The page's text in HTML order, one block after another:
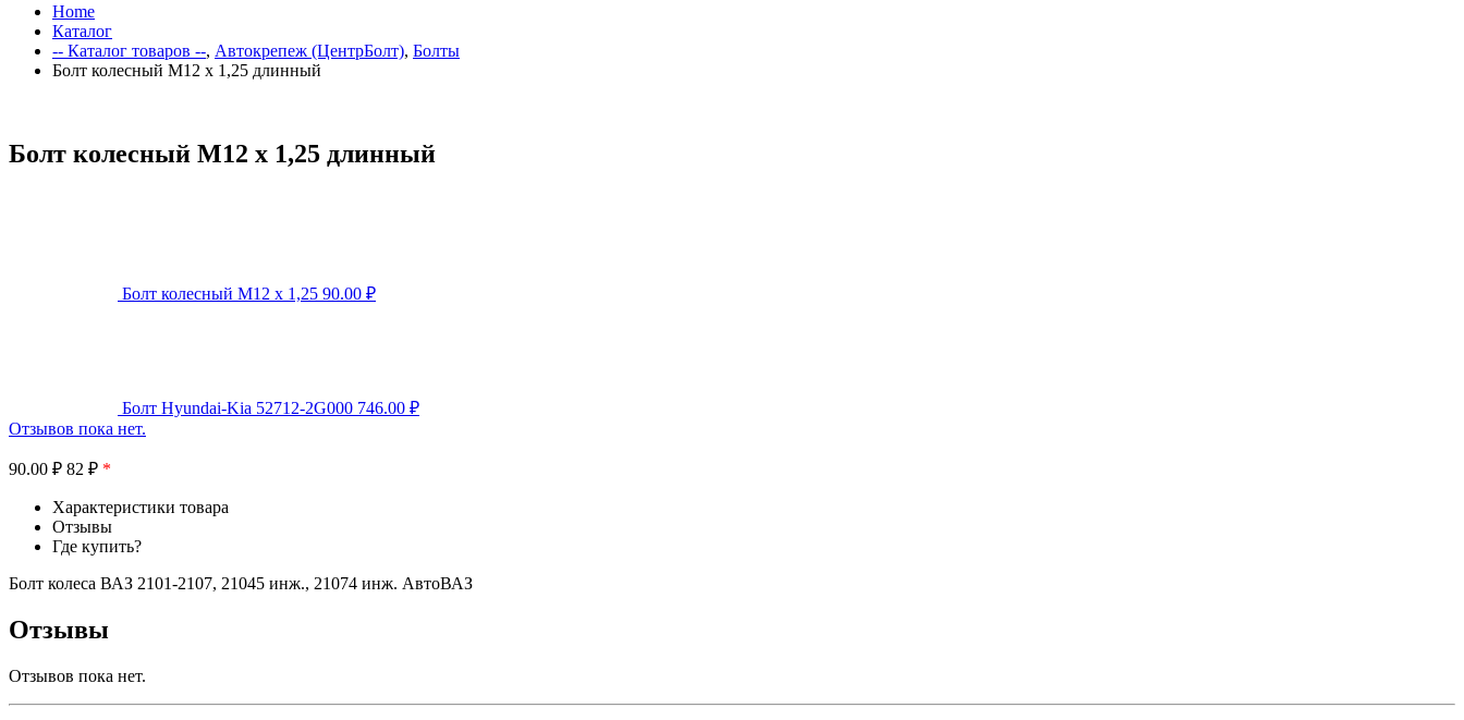
Home
Каталог
-- Каталог товаров --, Автокрепеж (ЦентрБолт), Болты
Болт колесный М12 x 1,25 длинный
Болт колесный М12 x 1,25 длинный
Болт колесный М12 x 1,25 90.00 ₽
Болт Hyundai-Kia 52712-2G000 746.00 ₽
Отзывов пока нет.
90.00 ₽ 82 ₽ *
Характеристики товара
Отзывы
Где купить?
Болт колеса ВАЗ 2101-2107, 21045 инж., 21074 инж. АвтоВАЗ
Отзывы
Отзывов пока нет.